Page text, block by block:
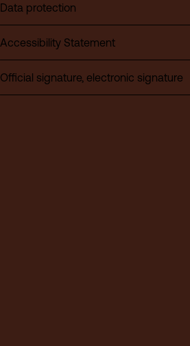
Data protection
Accessibility Statement
Official signature, electronic signature